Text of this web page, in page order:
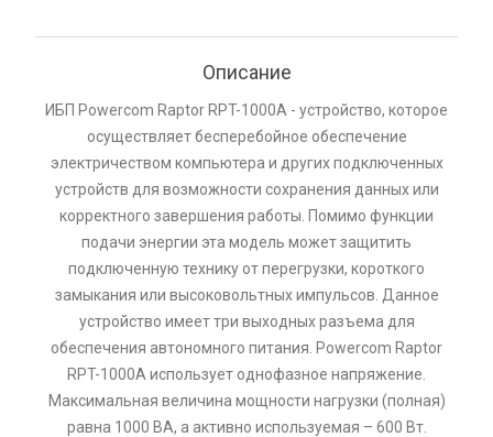
Описание
ИБП Powercom Raptor RPT-1000A - устройство, которое
осуществляет бесперебойное обеспечение
электричеством компьютера и других подключенных
устройств для возможности сохранения данных или
корректного завершения работы. Помимо функции
подачи энергии эта модель может защитить
подключенную технику от перегрузки, короткого
замыкания или высоковольтных импульсов. Данное
устройство имеет три выходных разъема для
обеспечения автономного питания. Powercom Raptor
RPT-1000A использует однофазное напряжение.
Максимальная величина мощности нагрузки (полная)
равна 1000 ВА, а активно используемая – 600 Вт.